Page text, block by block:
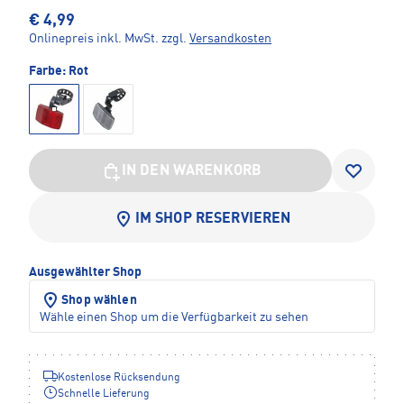
€ 4,99
Onlinepreis inkl. MwSt. zzgl. Versandkosten
Farbe: Rot
IN DEN WARENKORB
IM SHOP RESERVIEREN
Ausgewählter Shop
Shop wählen
Wähle einen Shop um die Verfügbarkeit zu sehen
Kostenlose Rücksendung
Schnelle Lieferung